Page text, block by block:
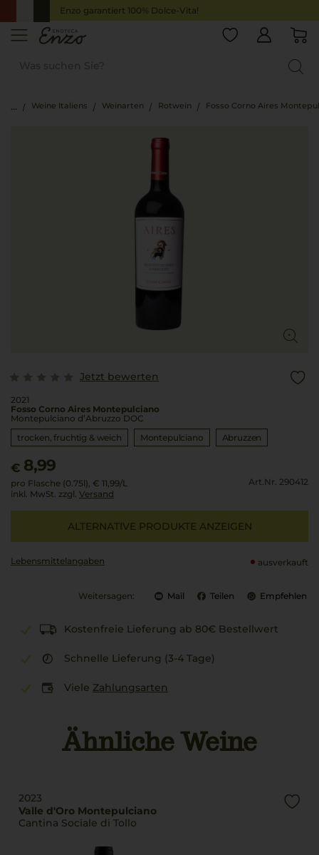
Enzo garantiert 100% Dolce-Vita!
Weine Italiens Weinarten Rotwein Fosso Corno Aires
Jetzt bewerten
2021
Fosso Corno Aires Montepulciano
Montepulciano d’Abruzzo DOC
trocken, fruchtig & weich
Montepulciano Abruzzen
€ 8,99
pro Flasche (0.75l), € 11,99/L
inkl. MwSt. zzgl. Versand
Art.Nr. 290412
ALTERNATIVE PRODUKTE ANZEIGEN
Lebensmittel­angaben ausverkauft
Weitersagen: Mail Teilen Empfehlen
Kostenfreie Lieferung ab 80€ Bestellwert
Schnelle Lieferung (3-4 Tage)
Viele Zahlungsarten
Ähnliche Weine
2023
Valle d'Oro Montepulciano
Cantina Sociale di Tollo